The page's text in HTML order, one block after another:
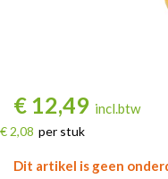
€ 12,49 incl.btw
€ 2,08 per stuk
Dit artikel is geen